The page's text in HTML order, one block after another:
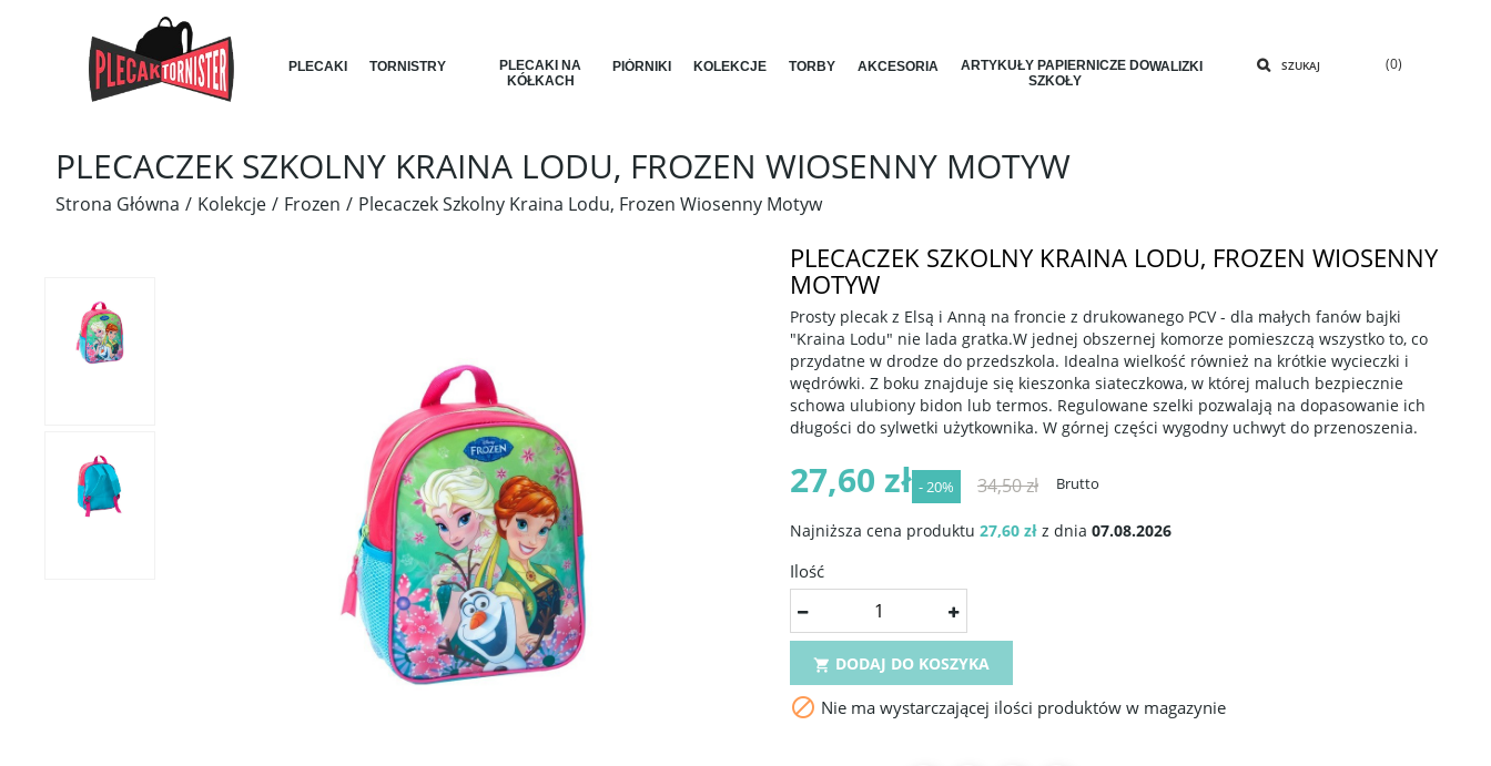
SZUKAJ (0)
PLECAKI TORNISTRY
PLECAKI NA
KÓŁKACH
PIÓRNIKI KOLEKCJE TORBY AKCESORIA
ARTYKUŁY PAPIERNICZE DO
SZKOŁY
WALIZKI
PLECACZEK SZKOLNY KRAINA LODU, FROZEN WIOSENNY MOTYW
Strona Główna Kolekcje Frozen Plecaczek Szkolny Kraina Lodu, Frozen Wiosenny Motyw
PLECACZEK SZKOLNY KRAINA LODU, FROZEN WIOSENNY
MOTYW
Prosty plecak z Elsą i Anną na froncie z drukowanego PCV - dla małych fanów bajki
"Kraina Lodu" nie lada gratka.W jednej obszernej komorze pomieszczą wszystko to, co
przydatne w drodze do przedszkola. Idealna wielkość również na krótkie wycieczki i
wędrówki. Z boku znajduje się kieszonka siateczkowa, w której maluch bezpiecznie
schowa ulubiony bidon lub termos. Regulowane szelki pozwalają na dopasowanie ich
długości do sylwetki użytkownika. W górnej części wygodny uchwyt do przenoszenia.
27,60 zł - 20% 34,50 zł Brutto
Najniższa cena produktu 27,60 zł z dnia 07.08.2026
Ilość
 DODAJ DO KOSZYKA
 Nie ma wystarczającej ilości produktów w magazynie